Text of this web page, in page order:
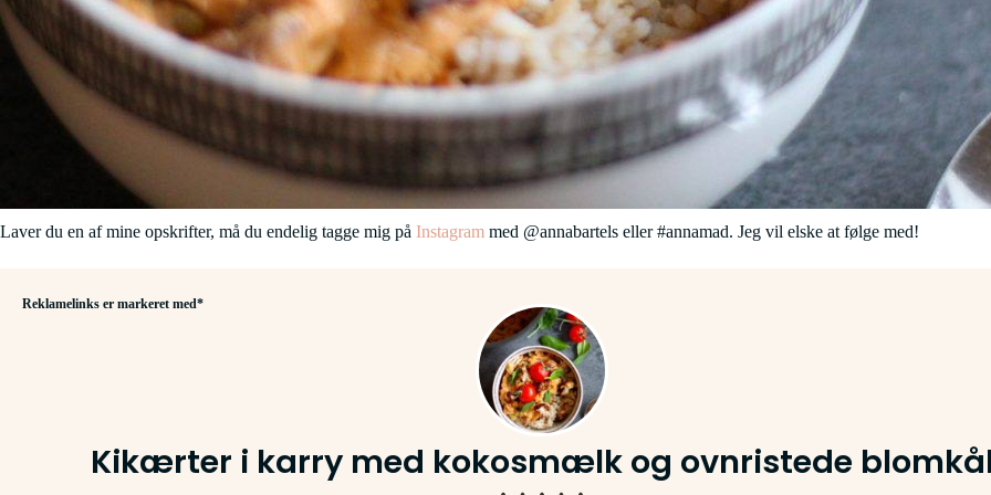
Laver du en af mine opskrifter, må du endelig tagge mig på Instagram med @annabartels eller #annamad. Jeg vil elske at følge med!
Reklamelinks er markeret med*
Kikærter i karry med kokosmælk og ovnristede